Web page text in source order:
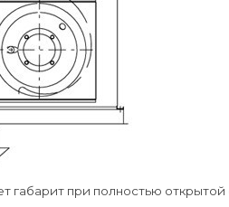
габарит при полностью